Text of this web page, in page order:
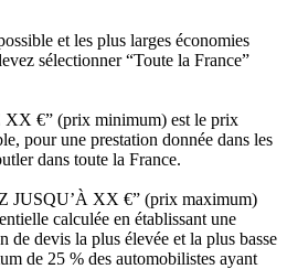
et les plus larges économies
sélectionner “Toute la France”
€” (prix minimum) est le prix
pour une prestation donnée dans les
dans toute la France.
JUSQU’À XX €” (prix maximum)
calculée en établissant une
de devis la plus élevée et la plus basse
de 25 % des automobilistes ayant